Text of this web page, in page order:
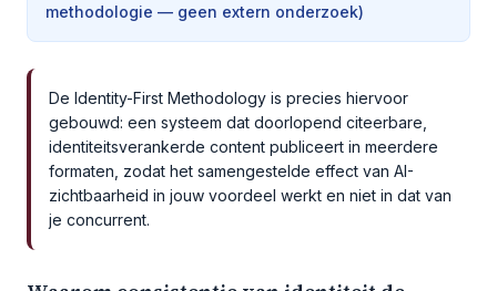
methodologie — geen extern onderzoek)
De Identity-First Methodology is precies hiervoor
gebouwd: een systeem dat doorlopend citeerbare,
identiteitsverankerde content publiceert in meerdere
formaten, zodat het samengestelde effect van AI-
zichtbaarheid in jouw voordeel werkt en niet in dat van
je concurrent.